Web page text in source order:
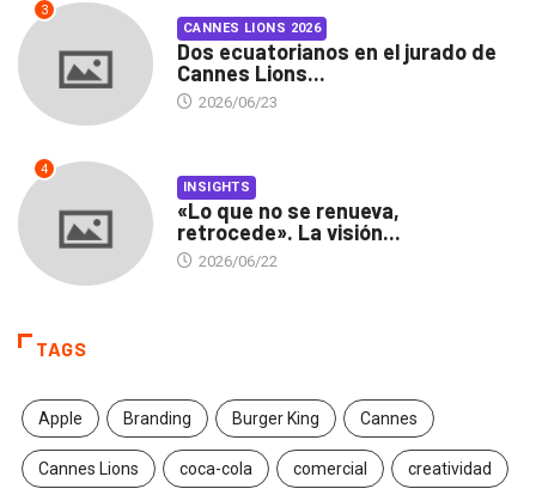
3
CANNES LIONS 2026
Dos ecuatorianos en el jurado de
Cannes Lions...
2026/06/23
4
INSIGHTS
«Lo que no se renueva,
retrocede». La visión...
2026/06/22
TAGS
Apple Branding Burger King Cannes
Cannes Lions coca-cola comercial creatividad